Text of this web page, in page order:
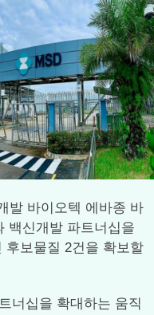
발 바이오텍 에바종 바
백신개발 파트너십을
후보물질 2건을 확보할
너십을 확대하는 움직